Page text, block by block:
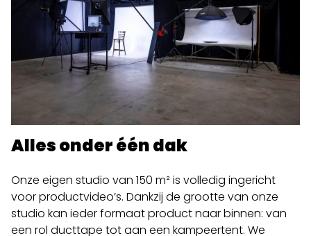
Alles onder één dak
Onze eigen studio van 150 m² is volledig ingericht
voor productvideo’s. Dankzij de grootte van onze
studio kan ieder formaat product naar binnen: van
een rol ducttape tot aan een kampeertent. We